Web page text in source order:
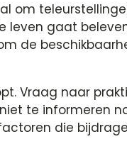
om
leven gaat
de
Vraag naar
te informeren
die